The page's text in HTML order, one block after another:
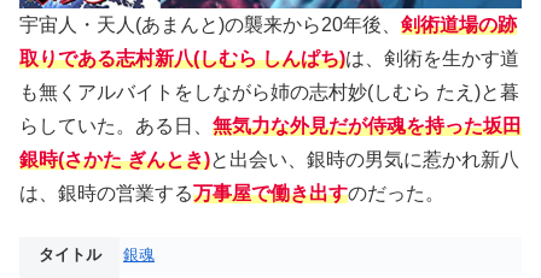
宇宙人・天人(あまんと)の襲来から20年後、 剣術道場の跡
取りである志村新八(しむら しんぱち)は、剣術を生かす道
も無くアルバイトをしながら姉の志村妙(しむら たえ)と暮
らしていた。ある日、 無気力な外見だが侍魂を持った坂田
銀時(さかた ぎんとき)と出会い、銀時の男気に惹かれ新八
は、銀時の営業する万事屋で働き出すのだった。
タイトル
銀魂